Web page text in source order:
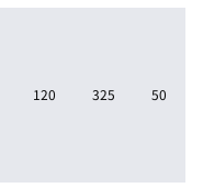
120 325 50